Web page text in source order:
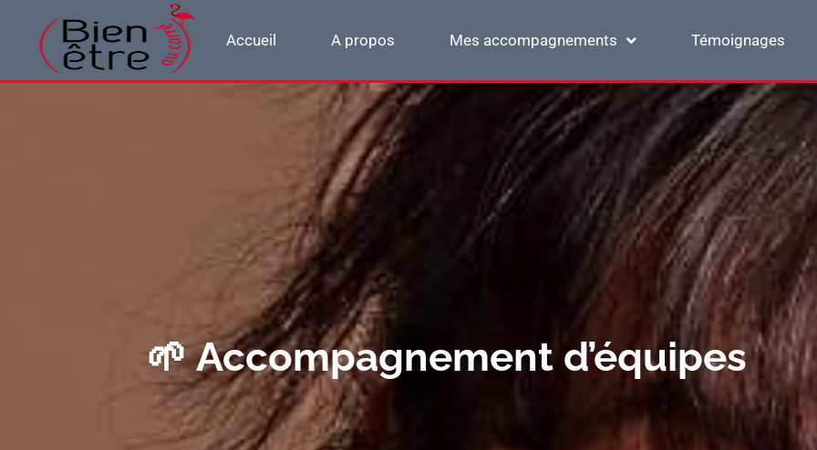
Accueil A propos Mes accompagnements Témoignages
🌱 Accompagnement d’équipes